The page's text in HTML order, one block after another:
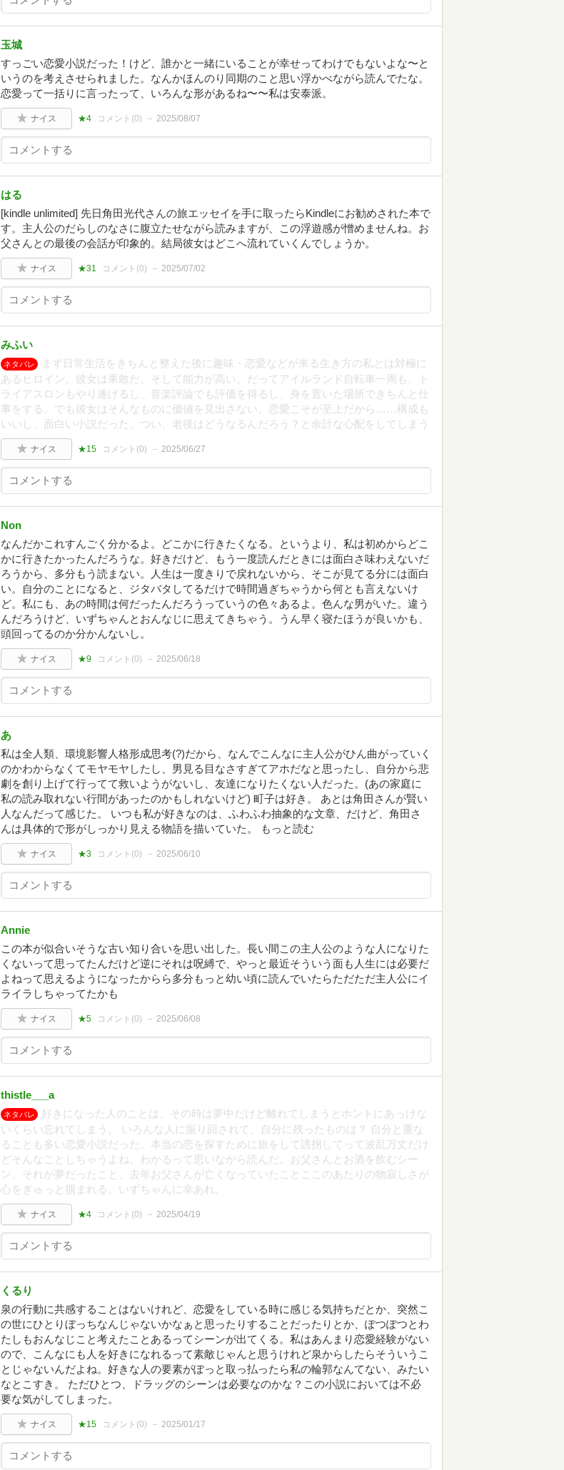
玉城
すっごい恋愛小説だった！けど、誰かと一緒にいることが幸せってわけでもないよな〜と
いうのを考えさせられました。なんかほんのり同期のこと思い浮かべながら読んでたな。
恋愛って一括りに言ったって、いろんな形があるね〜〜私は安泰派。
ナイス ★4 コメント(0) 2025/08/07
はる
[kindle unlimited] 先日角田光代さんの旅エッセイを手に取ったらKindleにお勧めされた本で
す。主人公のだらしのなさに腹立たせながら読みますが、この浮遊感が憎めませんね。お
父さんとの最後の会話が印象的。結局彼女はどこへ流れていくんでしょうか。
ナイス ★31 コメント(0) 2025/07/02
みふい
ネタバレ
まず日常生活をきちんと整えた後に趣味・恋愛などが来る生き方の私とは対極に
あるヒロイン。彼女は果敢だ。そして能力が高い。だってアイルランド自転車一周も、ト
ライアスロンもやり遂げるし、音楽評論でも評価を得るし、身を置いた場所できちんと仕
事をする。でも彼女はそんなものに価値を見出さない。恋愛こそが至上だから……構成も
いいし、面白い小説だった。つい、老後はどうなるんだろう？と余計な心配をしてしまう
ナイス ★15 コメント(0) 2025/06/27
Non
なんだかこれすんごく分かるよ。どこかに行きたくなる。というより、私は初めからどこ
かに行きたかったんだろうな。好きだけど、もう一度読んだときには面白さ味わえないだ
ろうから、多分もう読まない。人生は一度きりで戻れないから、そこが見てる分には面白
い。自分のことになると、ジタバタしてるだけで時間過ぎちゃうから何とも言えないけ
ど。私にも、あの時間は何だったんだろうっていうの色々あるよ。色んな男がいた。違う
んだろうけど、いずちゃんとおんなじに思えてきちゃう。うん早く寝たほうが良いかも、
頭回ってるのか分かんないし。
ナイス ★9 コメント(0) 2025/06/18
あ
私は全人類、環境影響人格形成思考(?)だから、なんでこんなに主人公がひん曲がっていく
のかわからなくてモヤモヤしたし、男見る目なさすぎてアホだなと思ったし、自分から悲
劇を創り上げて行ってて救いようがないし、友達になりたくない人だった。(あの家庭に
私の読み取れない行間があったのかもしれないけど) 町子は好き。 あとは角田さんが賢い
人なんだって感じた。 いつも私が好きなのは、ふわふわ抽象的な文章、だけど、角田さ
んは具体的で形がしっかり見える物語を描いていた。 もっと読む
ナイス ★3 コメント(0) 2025/06/10
Annie
この本が似合いそうな古い知り合いを思い出した。長い間この主人公のような人になりた
くないって思ってたんだけど逆にそれは呪縛で、やっと最近そういう面も人生には必要だ
よねって思えるようになったからら多分もっと幼い頃に読んでいたらただただ主人公にイ
ライラしちゃってたかも
ナイス ★5 コメント(0) 2025/06/08
thistle___a
ネタバレ
好きになった人のことは、その時は夢中だけど離れてしまうとホントにあっけな
いくらい忘れてしまう。 いろんな人に振り回されて、自分に残ったものは？ 自分と重な
ることも多い恋愛小説だった。本当の恋を探すために旅をして誘拐してって波乱万丈だけ
どそんなことしちゃうよね、わかるって思いながら読んだ。お父さんとお酒を飲むシー
ン、それが夢だったこと、去年お父さんが亡くなっていたことここのあたりの物寂しさが
心をぎゅっと掴まれる。いずちゃんに幸あれ。
ナイス ★4 コメント(0) 2025/04/19
くるり
泉の行動に共感することはないけれど、恋愛をしている時に感じる気持ちだとか、突然こ
の世にひとりぼっちなんじゃないかなぁと思ったりすることだったりとか、ぽつぽつとわ
たしもおんなじこと考えたことあるってシーンが出てくる。私はあんまり恋愛経験がない
ので、こんなにも人を好きになれるって素敵じゃんと思うけれど泉からしたらそういうこ
とじゃないんだよね。好きな人の要素がぽっと取っ払ったら私の輪郭なんてない、みたい
なとこすき。 ただひとつ、ドラッグのシーンは必要なのかな？この小説においては不必
要な気がしてしまった。
ナイス ★15 コメント(0) 2025/01/17